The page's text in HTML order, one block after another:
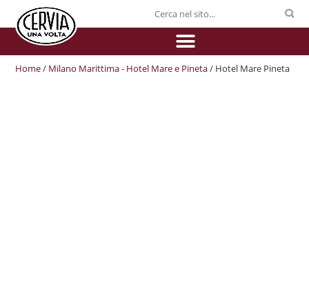
Home/ Milano Marittima - Hotel Mare e Pineta/ Hotel Mare Pineta